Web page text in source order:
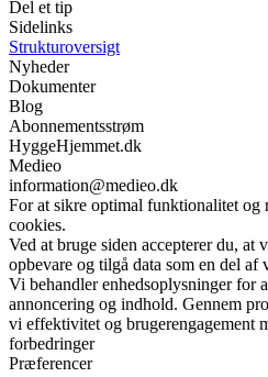
Del et tip
Sidelinks
Strukturoversigt
Nyheder
Dokumenter
Blog
Abonnementsstrøm
HyggeHjemmet.dk
Medieo
information@medieo.dk
For at sikre optimal funktionalitet og
cookies.
Ved at bruge siden accepterer du, at
opbevare og tilgå data som en del af
Vi behandler enhedsoplysninger for
annoncering og indhold. Gennem
vi effektivitet og brugerengagement
forbedringer
Præferencer